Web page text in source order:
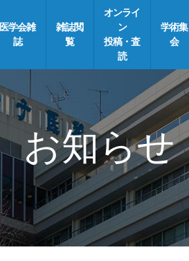
医学会雑
誌
雑誌閲
覧
オンライ
ン
投稿・査
読
学術集
会
お知らせ